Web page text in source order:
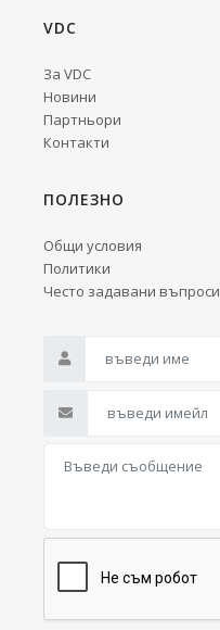
VDC
За VDC
Новини
Партньори
Контакти
ПОЛЕЗНО
Общи условия
Политики
Често задавани въпроси